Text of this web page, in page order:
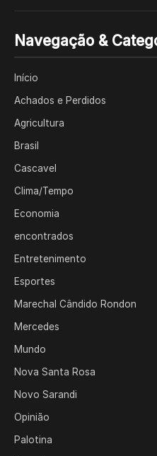
Navegação &
Início
Achados e Perdidos
Agricultura
Brasil
Cascavel
Clima/Tempo
Economia
encontrados
Entretenimento
Esportes
Marechal Cândido Rondon
Mercedes
Mundo
Nova Santa Rosa
Novo Sarandi
Opinião
Palotina